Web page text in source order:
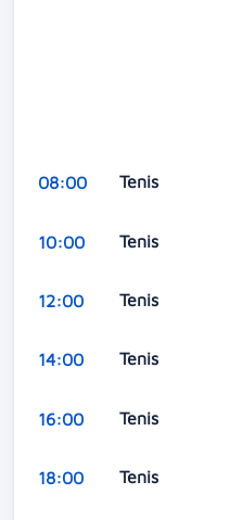
08:00 Tenis
10:00 Tenis
12:00 Tenis
14:00 Tenis
16:00 Tenis
18:00 Tenis